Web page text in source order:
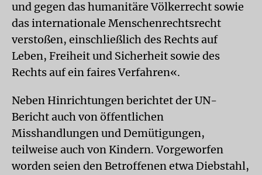
und gegen das humanitäre Völkerrecht sowie
das internationale Menschenrechtsrecht
verstoßen, einschließlich des Rechts auf
Leben, Freiheit und Sicherheit sowie des
Rechts auf ein faires Verfahren«.
Neben Hinrichtungen berichtet der UN-
Bericht auch von öffentlichen
Misshandlungen und Demütigungen,
teilweise auch von Kindern. Vorgeworfen
worden seien den Betroffenen etwa Diebstahl,